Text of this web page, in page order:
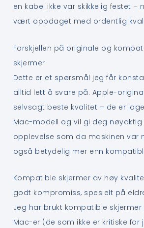
en kabel ikke var skikkelig festet –
vært oppdaget med ordentlig
Forskjellen på originale og
skjermer
Dette er et spørsmål jeg får
alltid lett å svare på. Apple-
selvsagt beste kvalitet – de er
Mac-modell og vil gi deg
opplevelse som da maskinen var
også betydelig mer enn
Kompatible skjermer av høy
godt kompromiss, spesielt på
Jeg har brukt kompatible
Mac-er (de som ikke er kritiske